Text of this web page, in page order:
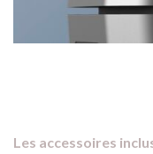
Les accessoires